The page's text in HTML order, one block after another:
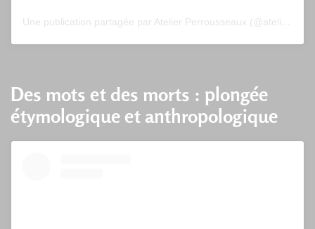
Une publication partagée par Atelier Perrousseaux (@atelier_perrousseaux)
Des mots et des morts : plongée
étymologique et anthropologique